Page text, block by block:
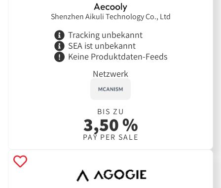
Shenzhen Aikuli Technology Co., Ltd
Tracking unbekannt
SEA ist unbekannt
Keine Produktdaten-Feeds
Netzwerk
BIS ZU
3,50 %
PAY PER SALE